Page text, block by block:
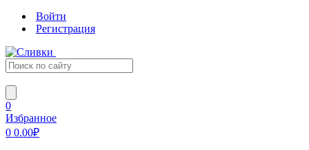
Войти
Регистрация
0
Избранное
0 0.00₽